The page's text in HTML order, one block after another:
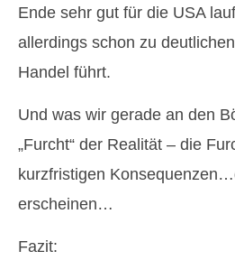
Ende sehr gut für die USA
allerdings schon zu
Handel führt.
Und was wir gerade an den
„Furcht“ der Realität – die
kurzfristigen
erscheinen…
Fazit: